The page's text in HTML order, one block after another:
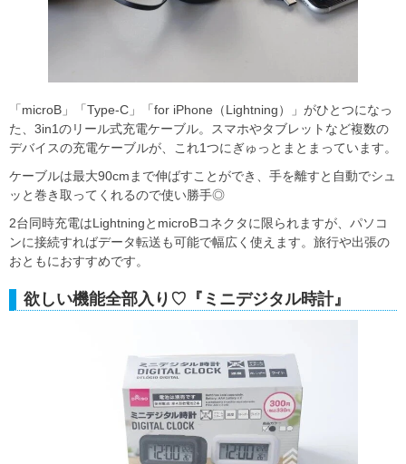
「microB」「Type-C」「for iPhone（Lightning）」がひとつになっ
た、3in1のリール式充電ケーブル。スマホやタブレットなど複数の
デバイスの充電ケーブルが、これ1つにぎゅっとまとまっています。
ケーブルは最大90cmまで伸ばすことができ、手を離すと自動でシュ
ッと巻き取ってくれるので使い勝手◎
2台同時充電はLightningとmicroBコネクタに限られますが、パソコ
ンに接続すればデータ転送も可能で幅広く使えます。旅行や出張の
おともにおすすめです。
欲しい機能全部入り♡『ミニデジタル時計』